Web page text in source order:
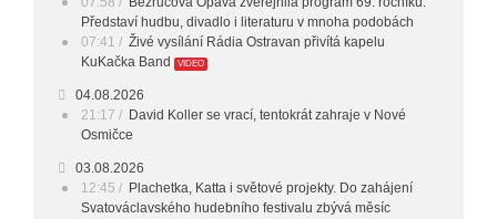
18:00 - 20:00 INDEPENDENT
20:00 - 23:00 VEČERNÍ MIX
23:00 - 00:00 POTICHU
Představí hudbu, divadlo i literaturu v mnoha podobách
07:41
Živé vysílání Rádia Ostravan přivítá kapelu
KuKačka Band
VIDEO
04.08.2026
21:17
David Koller se vrací, tentokrát zahraje v Nové
Osmičce
03.08.2026
12:45
Plachetka, Katta i světové projekty. Do zahájení
Svatováclavského hudebního festivalu zbývá měsíc